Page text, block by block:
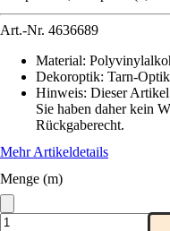
Art.-Nr. 4636689
Material:
Dekoroptik: Tarn-Optik
Hinweis: Dieser
Sie haben daher kein
Rückgaberecht.
Mehr Artikeldetails
Menge (m)